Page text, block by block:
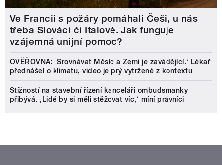
Ve Francii s požáry pomáhali Češi, u nás
třeba Slováci či Italové. Jak funguje
vzájemná unijní pomoc?
OVĚŘOVNA: ‚Srovnávat Měsíc a Zemi je zavádějící.‘ Lékař
přednášel o klimatu, video je prý vytržené z kontextu
Stížností na stavební řízení kanceláři ombudsmanky
přibývá. ‚Lidé by si měli stěžovat víc,‘ míní právníci